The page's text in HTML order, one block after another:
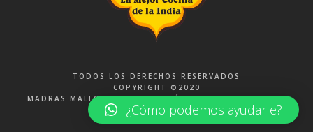
TODOS LOS DERECHOS RESERVADOS
COPYRIGHT ©2020
MADRAS MALLORCA. FOTOGRAFÍA PORPRISCA LAGUNA
PHOTOGRAPHER
¿Cómo podemos ayudarle?